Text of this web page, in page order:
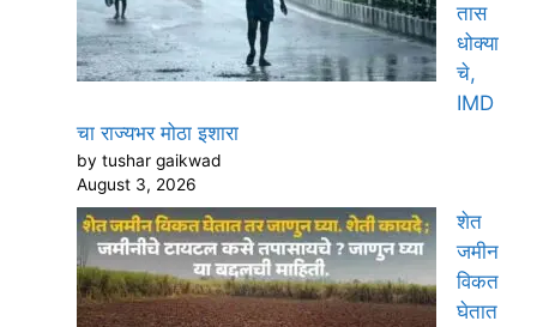
तास
धोक्या
चे,
IMD
चा राज्यभर मोठा इशारा
by tushar gaikwad
August 3, 2026
शेत
जमीन
विकत
घेतात